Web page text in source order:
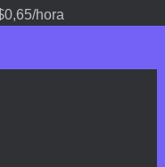
hora